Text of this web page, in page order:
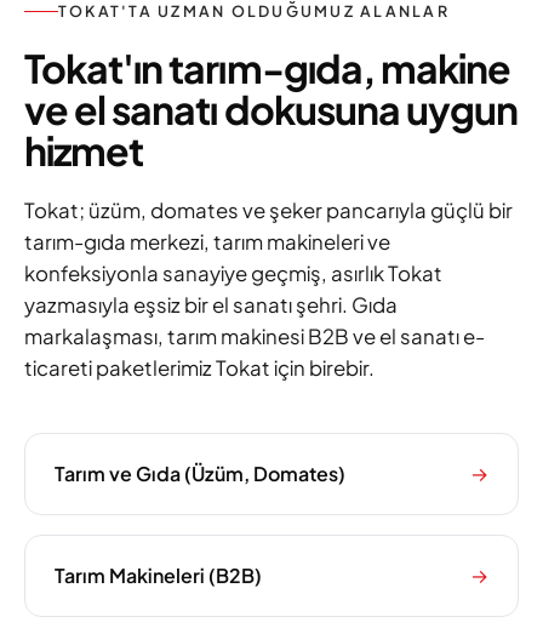
TOKAT'TA UZMAN OLDUĞUMUZ ALANLAR
Tokat'ın tarım-gıda, makine
ve el sanatı dokusuna uygun
hizmet
Tokat; üzüm, domates ve şeker pancarıyla güçlü bir
tarım-gıda merkezi, tarım makineleri ve
konfeksiyonla sanayiye geçmiş, asırlık Tokat
yazmasıyla eşsiz bir el sanatı şehri. Gıda
markalaşması, tarım makinesi B2B ve el sanatı e-
ticareti paketlerimiz Tokat için birebir.
Tarım ve Gıda (Üzüm, Domates) →
Tarım Makineleri (B2B) →